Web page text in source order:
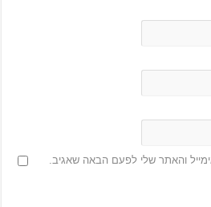
והאתר שלי לפעם הבאה שאגיב.